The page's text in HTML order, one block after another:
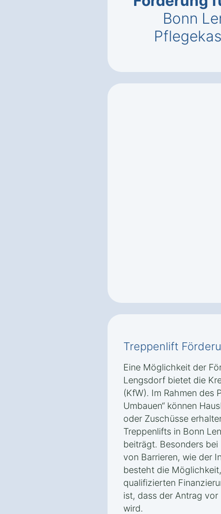
Bonn
Treppenlift
Eine Möglichkeit der
Lengsdorf bietet die
(KfW). Im Rahmen des
Umbauen“ können
oder Zuschüsse
Treppenlifts in Bonn
beiträgt. Besonders
von Barrieren, wie der
besteht die
qualifizierten
ist, dass der Antrag
wird.